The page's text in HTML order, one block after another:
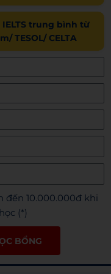
trung bình từ
TESOL/ CELTA
đến 10.000.000đ khi
(*)
BỔNG